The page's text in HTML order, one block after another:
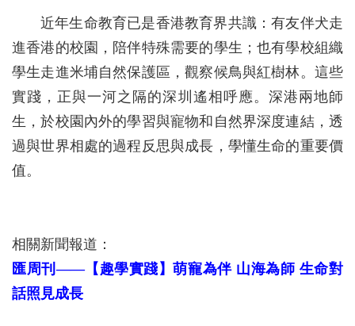
近年生命教育已是香港教育界共識：有友伴犬走
進香港的校園，陪伴特殊需要的學生；也有學校組織
學生走進米埔自然保護區，觀察候鳥與紅樹林。這些
實踐，正與一河之隔的深圳遙相呼應。深港兩地師
生，於校園內外的學習與寵物和自然界深度連結，透
過與世界相處的過程反思與成長，學懂生命的重要價
值。
相關新聞報道：
匯周刊——【趣學實踐】萌寵為伴 山海為師 生命對
話照見成長